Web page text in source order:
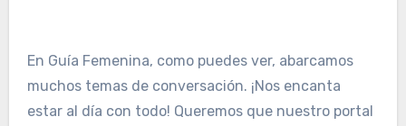
si
tienes
aterosclerosis.
En Guía Femenina, como puedes ver, abarcamos
muchos temas de conversación. ¡Nos encanta
estar al día con todo! Queremos que nuestro portal